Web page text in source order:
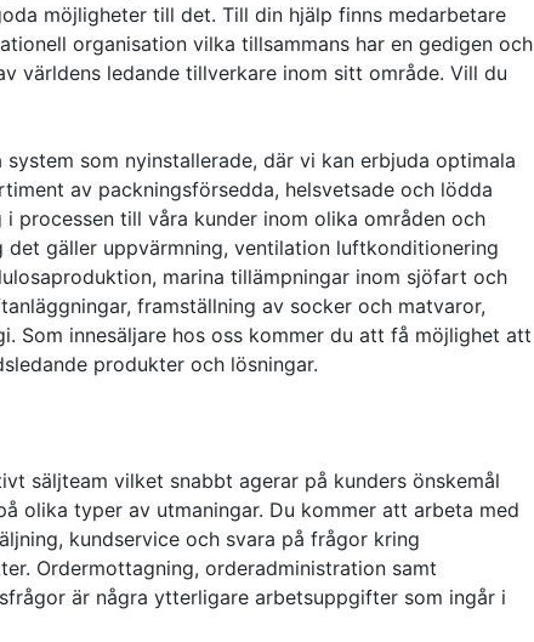
möjligheter till det. Till din hjälp finns medarbetare
organisation vilka tillsammans har en gedigen och
världens ledande tillverkare inom sitt område. Vill du
som nyinstallerade, där vi kan erbjuda optimala
av packningsförsedda, helsvetsade och lödda
processen till våra kunder inom olika områden och
det gäller uppvärmning, ventilation luftkonditionering
marina tillämpningar inom sjöfart och
framställning av socker och matvaror,
Som innesäljare hos oss kommer du att få möjlighet att
produkter och lösningar.
säljteam vilket snabbt agerar på kunders önskemål
olika typer av utmaningar. Du kommer att arbeta med
kundservice och svara på frågor kring
Ordermottagning, orderadministration samt
är några ytterligare arbetsuppgifter som ingår i